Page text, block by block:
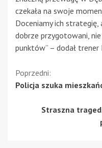
czekała na swoje
Doceniamy ich strategię,
dobrze przygotowani,
punktów” – dodał trener
Kontynuuj
czytanie
Poprzedni:
Policja szuka
Straszna